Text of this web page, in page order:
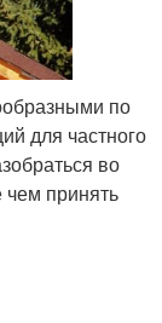
по
для частного
во
принять